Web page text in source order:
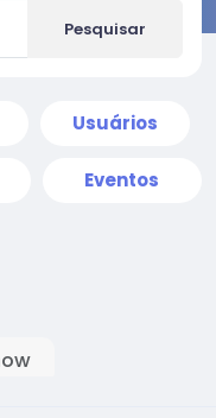
Pesquisar
Usuários
Eventos